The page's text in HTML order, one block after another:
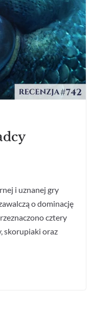
i uznanej gry
o dominację
cztery
skorupiaki oraz